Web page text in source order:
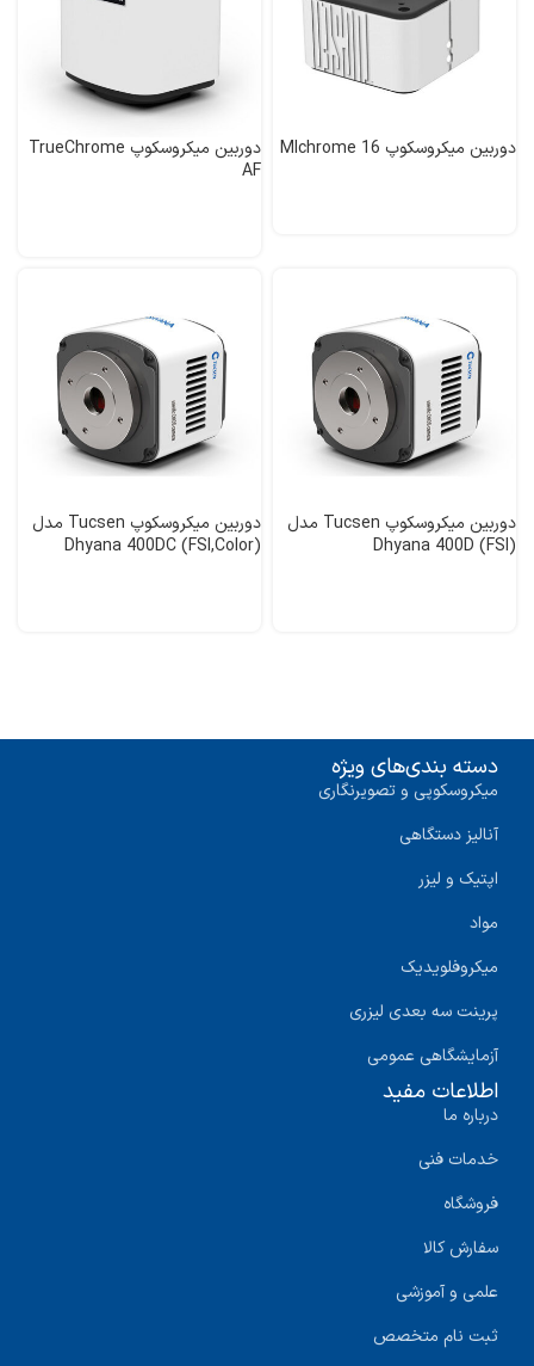
دوربین میکروسکوپ MIchrome 16
دوربین میکروسکوپ TrueChrome
AF
دوربین میکروسکوپ Tucsen مدل
Dhyana 400D (FSI)
دوربین میکروسکوپ Tucsen مدل
Dhyana 400DC (FSI,Color)
دسته بندی‌های ویژه
میکروسکوپی و تصویرنگاری
آنالیز دستگاهی
اپتیک و لیزر
مواد
میکروفلویدیک
پرینت سه‌ بعدی لیزری
آزمایشگاهی عمومی
اطلاعات مفید
درباره ما
خدمات فنی
فروشگاه
سفارش کالا
علمی و آموزشی
ثبت نام متخصص